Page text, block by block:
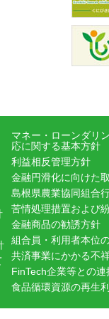
マネー・ローンダリ
応に関する基本方針
利益相反管理方針
金融円滑化に向けた
島根県農業協同組合
苦情処理措置および
金融商品の勧誘方針
組合員・利用者本位
共済事業にかかる不
FinTech企業等との
食品循環資源の再生